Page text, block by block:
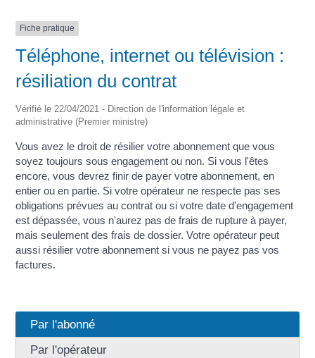
Fiche pratique
Téléphone, internet ou télévision :
résiliation du contrat
Vérifié le 22/04/2021 - Direction de l'information légale et
administrative (Premier ministre)
Vous avez le droit de résilier votre abonnement que vous
soyez toujours sous engagement ou non. Si vous l'êtes
encore, vous devrez finir de payer votre abonnement, en
entier ou en partie. Si votre opérateur ne respecte pas ses
obligations prévues au contrat ou si votre date d'engagement
est dépassée, vous n'aurez pas de frais de rupture à payer,
mais seulement des frais de dossier. Votre opérateur peut
aussi résilier votre abonnement si vous ne payez pas vos
factures.
Par l'abonné
Par l'opérateur